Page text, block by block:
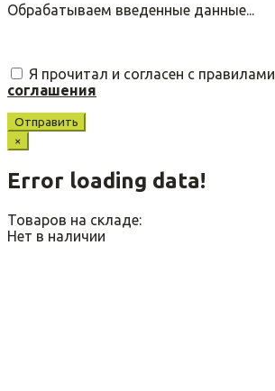
Обрабатываем введенные данные...
Я прочитал и согласен с правилами
соглашения
Отправить
×
Error loading data!
Товаров на складе:
Нет в наличии